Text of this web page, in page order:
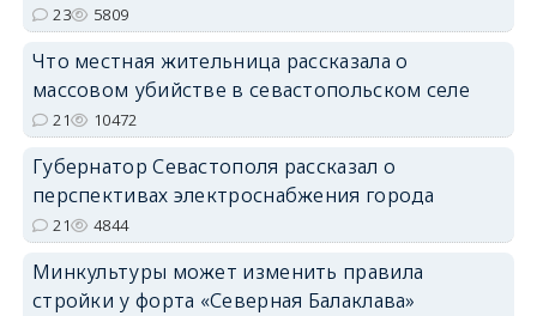
23 5809
Что местная жительница рассказала о
массовом убийстве в севастопольском селе
21 10472
Губернатор Севастополя рассказал о
перспективах электроснабжения города
21 4844
Минкультуры может изменить правила
стройки у форта «Северная Балаклава»